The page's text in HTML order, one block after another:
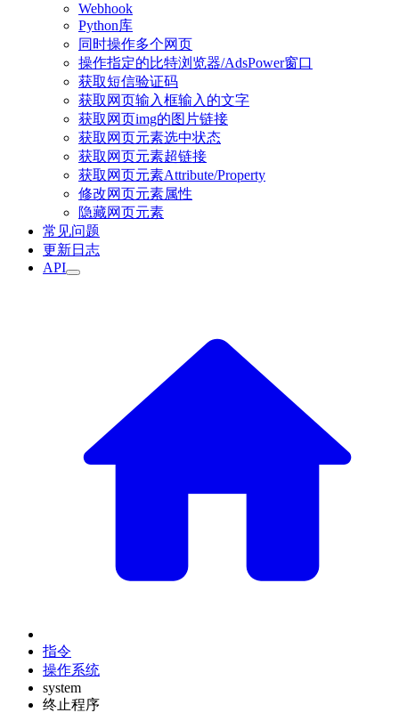
Webhook
Python库
同时操作多个网页
操作指定的比特浏览器/AdsPower窗口
获取短信验证码
获取网页输入框输入的文字
获取网页img的图片链接
获取网页元素选中状态
获取网页元素超链接
获取网页元素Attribute/Property
修改网页元素属性
隐藏网页元素
常见问题
更新日志
API
指令
操作系统
system
终止程序